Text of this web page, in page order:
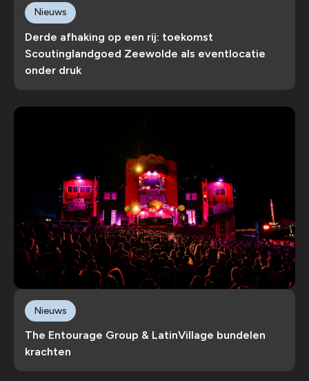
Derde afhaking op een rij: toekomst
Scoutinglandgoed Zeewolde als eventlocatie
onder druk
Nieuws
The Entourage Group & LatinVillage bundelen
krachten
Nieuws